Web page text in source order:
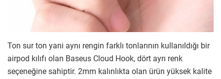
Ton sur ton yani aynı rengin farklı tonlarının kullanıldığı bir
airpod kılıfı olan Baseus Cloud Hook, dört ayrı renk
seçeneğine sahiptir. 2mm kalınlıkta olan ürün yüksek kalite